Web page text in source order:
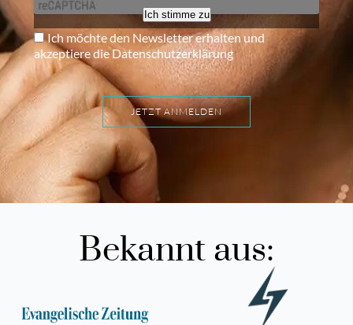
Ich stimme zu
Ich möchte den Newsletter erhalten und
akzeptiere die Datenschutzerklärung
JETZT ANMELDEN
Bekannt aus: